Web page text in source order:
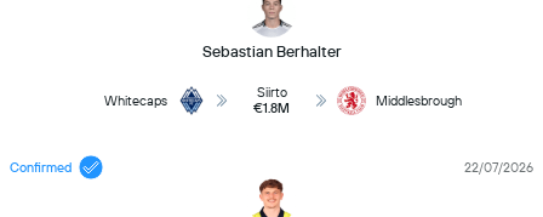
Sebastian Berhalter
Whitecaps
Siirto
€1.8M
Middlesbrough
Confirmed 22/07/2026